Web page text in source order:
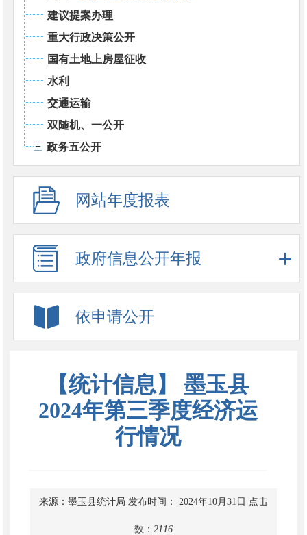
建议提案办理
重大行政决策公开
国有土地上房屋征收
水利
交通运输
双随机、一公开
政务五公开
网站年度报表
政府信息公开年报
依申请公开
【统计信息】 墨玉县
2024年第三季度经济运
行情况
来源：墨玉县统计局 发布时间： 2024年10月31日 点击
数： 2116